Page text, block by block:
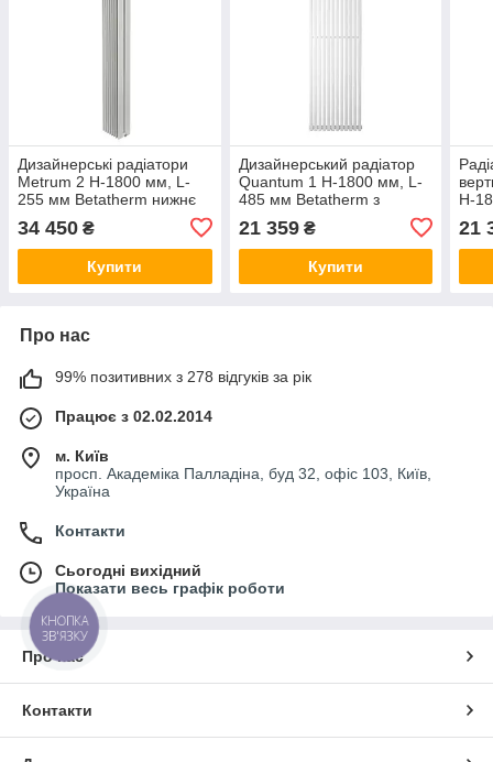
Дизайнерські радіатори
Metrum 2 H-1800 мм, L-
255 мм Betatherm нижнє
34 450 ₴
Купити
Дизайнерський радіатор
Quantum 1 H-1800 мм, L-
485 мм Betatherm з
21 359₴
Купити
H-
21
Про нас
99% позитивних з 278 відгуків за рік
Працює з 02.02.2014
м. Київ
просп. Академіка Палладіна, буд 32, офіс 103, Київ,
Україна
Контакти
Сьогодні вихідний
Показати весь графік роботи
Про нас
Контакти
КНОПКА
ЗВ'ЯЗКУ